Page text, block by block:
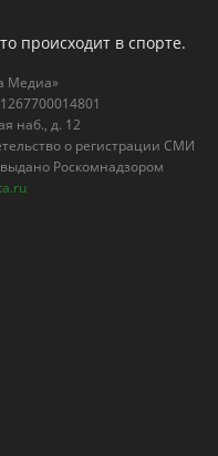
происходит в спорте.
Медиа»
наб., д. 12
о регистрации СМИ
Роскомнадзором